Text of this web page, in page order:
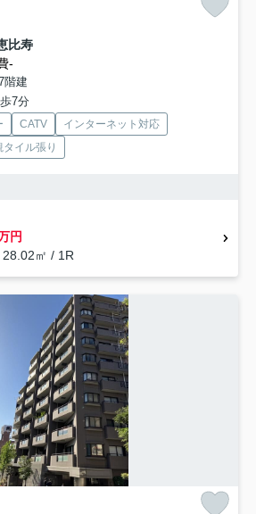
比寿
-
階建
7分
CATV
インターネット対応
タイル張り
円
㎡ / 1R